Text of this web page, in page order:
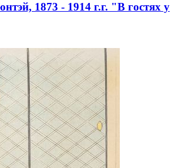
1873 - 1914 г.г. "В гостях у